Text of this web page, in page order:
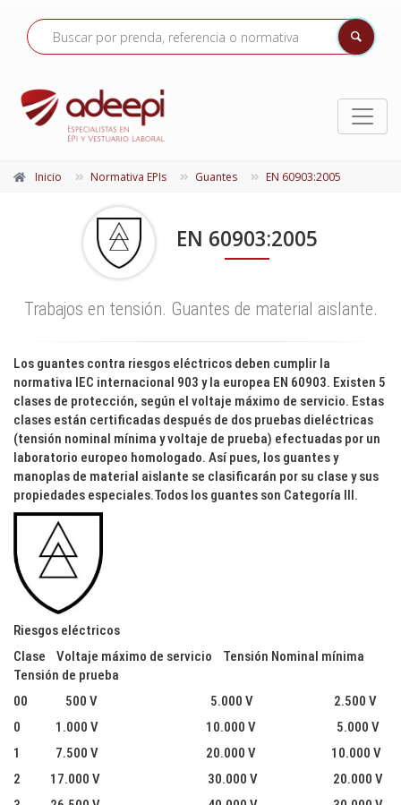
Inicio Normativa EPIs Guantes EN 60903:2005
EN 60903:2005
Trabajos en tensión. Guantes de material aislante.
Los guantes contra riesgos eléctricos deben cumplir la
normativa IEC internacional 903 y la europea EN 60903. Existen 5
clases de protección, según el voltaje máximo de servicio. Estas
clases están certificadas después de dos pruebas dieléctricas
(tensión nominal mínima y voltaje de prueba) efectuadas por un
laboratorio europeo homologado. Así pues, los guantes y
manoplas de material aislante se clasificarán por su clase y sus
propiedades especiales.Todos los guantes son Categoría III.
Riesgos eléctricos
Clase Voltaje máximo de servicio Tensión Nominal mínima
Tensión de prueba
00 500 V 5.000 V 2.500 V
0 1.000 V 10.000 V 5.000 V
1 7.500 V 20.000 V 10.000 V
2 17.000 V 30.000 V 20.000 V